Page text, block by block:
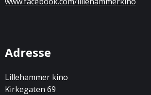
Adresse
Lillehammer kino
Kirkegaten 69